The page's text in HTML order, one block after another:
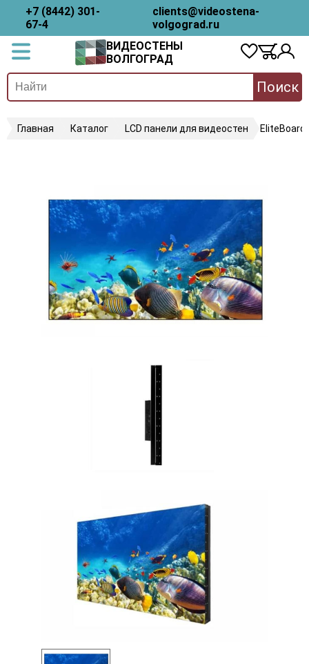
+7 (8442) 301-
67-4
clients@videostena-
volgograd.ru
ВИДЕОСТЕНЫ
ВОЛГОГРАД
Поиск
Главная Каталог LCD панели для видеостен EliteBoard